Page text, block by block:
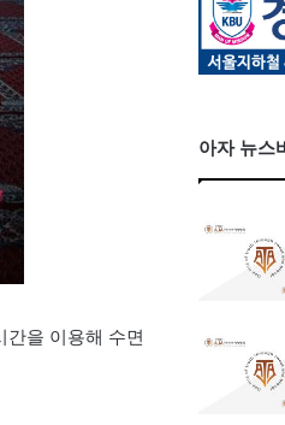
을 이용해 수면
아자 뉴